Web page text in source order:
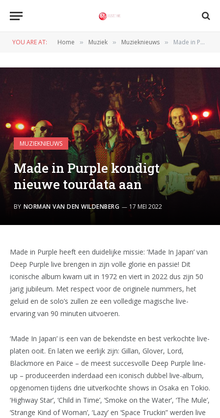
YOU ARE AT: Home » Muziek » Muzieknieuws » Made in Purple kondigt nieuwe tourdata aan
MUZIEKNIEUWS
Made in Purple kondigt
nieuwe tourdata aan
BY NORMAN VAN DEN WILDENBERG 17 MEI 2022
Made in Purple heeft een duidelijke missie: ‘Made In Japan’ van
Deep Purple live brengen in zijn volle glorie en passie! Dit
iconische album kwam uit in 1972 en viert in 2022 dus zijn 50
jarig jubileum. Met respect voor de originele nummers, het
geluid en de solo’s zullen ze een volledige magische live-
ervaring van 90 minuten uitvoeren.
‘Made In Japan’ is een van de bekendste en best verkochte live-
platen ooit. En laten we eerlijk zijn: Gillan, Glover, Lord,
Blackmore en Paice – de meest succesvolle Deep Purple line-
up – produceerden inderdaad een iconisch dubbel live-album,
opgenomen tijdens drie uitverkochte shows in Osaka en Tokio.
‘Highway Star’, ‘Child in Time’, ‘Smoke on the Water’, ‘The Mule’,
‘Strange Kind of Woman’, ‘Lazy’ en ‘Space Truckin” werden live